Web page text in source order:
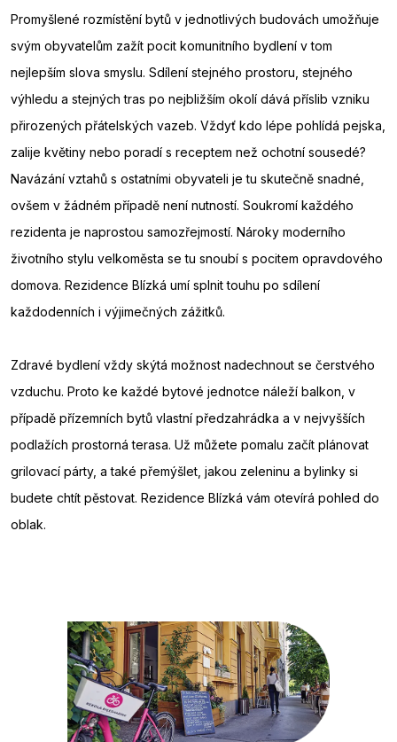
Promyšlené rozmístění bytů v jednotlivých budovách umožňuje
svým obyvatelům zažít pocit komunitního bydlení v tom
nejlepším slova smyslu. Sdílení stejného prostoru, stejného
výhledu a stejných tras po nejbližším okolí dává příslib vzniku
přirozených přátelských vazeb. Vždyť kdo lépe pohlídá pejska,
zalije květiny nebo poradí s receptem než ochotní sousedé?
Navázání vztahů s ostatními obyvateli je tu skutečně snadné,
ovšem v žádném případě není nutností. Soukromí každého
rezidenta je naprostou samozřejmostí. Nároky moderního
životního stylu velkoměsta se tu snoubí s pocitem opravdového
domova. Rezidence Blízká umí splnit touhu po sdílení
každodenních i výjimečných zážitků.
Zdravé bydlení vždy skýtá možnost nadechnout se čerstvého
vzduchu. Proto ke každé bytové jednotce náleží balkon, v
případě přízemních bytů vlastní předzahrádka a v nejvyšších
podlažích prostorná terasa. Už můžete pomalu začít plánovat
grilovací párty, a také přemýšlet, jakou zeleninu a bylinky si
budete chtít pěstovat. Rezidence Blízká vám otevírá pohled do
oblak.